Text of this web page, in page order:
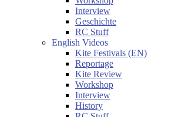
Interview
Geschichte
RC Stuff
English Videos
Kite Festivals (EN)
Reportage
Kite Review
Workshop
Interview
History